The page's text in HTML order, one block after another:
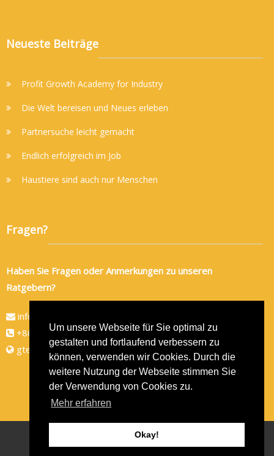
Um unsere Webseite für Sie optimal zu
gestalten und fortlaufend verbessern zu
können, verwenden wir Cookies. Durch die
weitere Nutzung der Webseite stimmen Sie
der Verwendung von Cookies zu.
Mehr erfahren
Okay!
Neueste Beiträge
Profit Growth Academy for Industry
Die Welt bereisen und Neues erleben
Partnersuche leicht gemacht
Endlich erfolgreich im Job
Haustiere sind auch nur Menschen
Fragen?
Haben Sie Fragen oder Anmerkungen zu unseren
Ratgebern?
info@gtec-shop.de
+86 134 82438080
gtec-shop.de
GTEC-Shop- Alle Rechte vorbehalten